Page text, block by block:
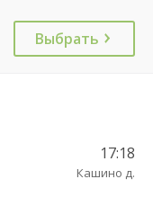
Выбрать
17:18
Кашино д.